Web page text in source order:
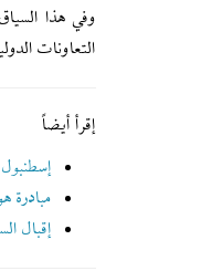
التعاونات
إقرأ أیضاً
مبادرة
إقبال